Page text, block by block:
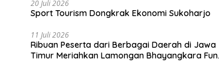
20 Juli 2026
Sport Tourism Dongkrak Ekonomi Sukoharjo
11 Juli 2026
Ribuan Peserta dari Berbagai Daerah di Jawa
Timur Meriahkan Lamongan Bhayangkara Fun